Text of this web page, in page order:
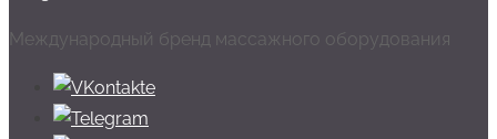
Международный бренд массажного оборудования